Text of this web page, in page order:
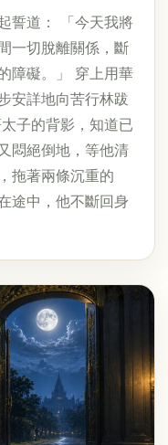
誓道： 「今天我將
一切脫離關係，斷
障礙。」 穿上用華
安詳地向苦行林跋
子的背影，知道已
悶絕倒地，等他清
拖著兩條沉重的
途中，他不斷回身